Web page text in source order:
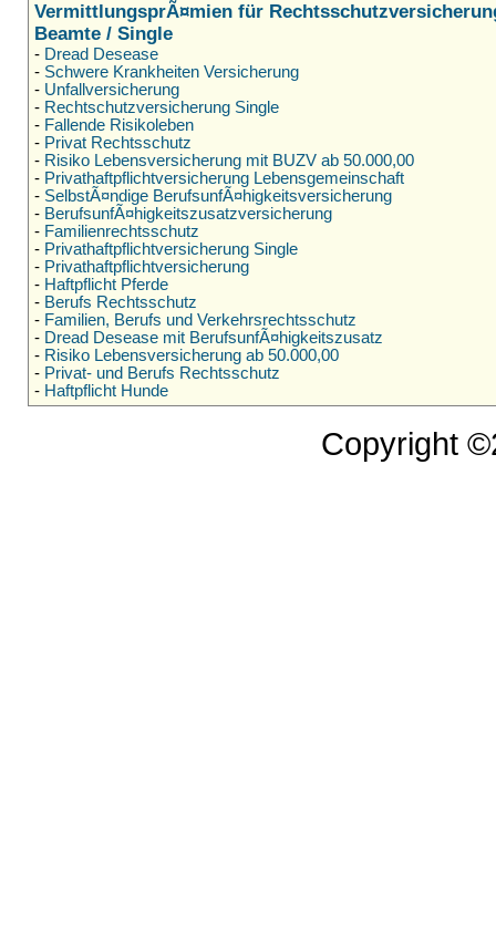
VermittlungsprÃ¤mien für
Beamte / Single
- Dread Desease
- Schwere Krankheiten Versicherung
- Unfallversicherung
- Rechtschutzversicherung Single
- Fallende Risikoleben
- Privat Rechtsschutz
- Risiko Lebensversicherung mit BUZV ab 50.000,00
- Privathaftpflichtversicherung Lebensgemeinschaft
- SelbstÃ¤ndige BerufsunfÃ¤higkeitsversicherung
- BerufsunfÃ¤higkeitszusatzversicherung
- Familienrechtsschutz
- Privathaftpflichtversicherung Single
- Privathaftpflichtversicherung
- Haftpflicht Pferde
- Berufs Rechtsschutz
- Familien, Berufs und Verkehrsrechtsschutz
- Dread Desease mit BerufsunfÃ¤higkeitszusatz
- Risiko Lebensversicherung ab 50.000,00
- Privat- und Berufs Rechtsschutz
- Haftpflicht Hunde
Copyright